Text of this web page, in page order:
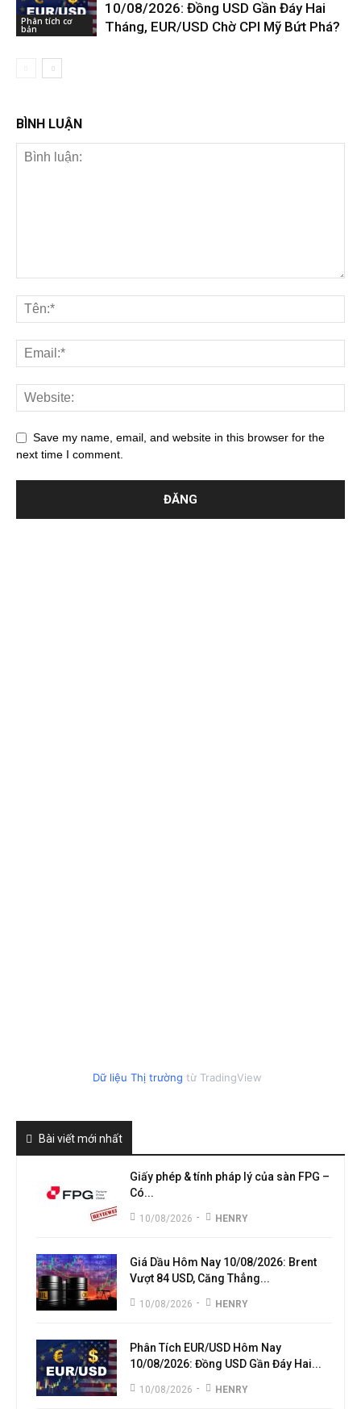
Phân tích cơ
bản
10/08/2026: Đồng USD Gần Đáy Hai
Tháng, EUR/USD Chờ CPI Mỹ Bứt Phá?
BÌNH LUẬN
Save my name, email, and website in this browser for the
next time I comment.
Dữ liệu Thị trường từ TradingView
Bài viết mới nhất
Giấy phép & tính pháp lý của sàn FPG –
Có...
10/08/2026 - HENRY
Giá Dầu Hôm Nay 10/08/2026: Brent
Vượt 84 USD, Căng Thẳng...
10/08/2026 - HENRY
Phân Tích EUR/USD Hôm Nay
10/08/2026: Đồng USD Gần Đáy Hai...
10/08/2026 - HENRY